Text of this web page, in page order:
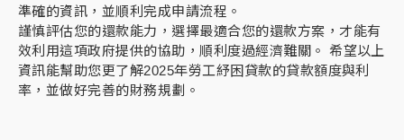
準確的資訊，並順利完成申請流程。
謹慎評估您的還款能力，選擇最適合您的還款方案，才能有
效利用這項政府提供的協助，順利度過經濟難關。 希望以上
資訊能幫助您更了解2025年勞工紓困貸款的貸款額度與利
率，並做好完善的財務規劃。